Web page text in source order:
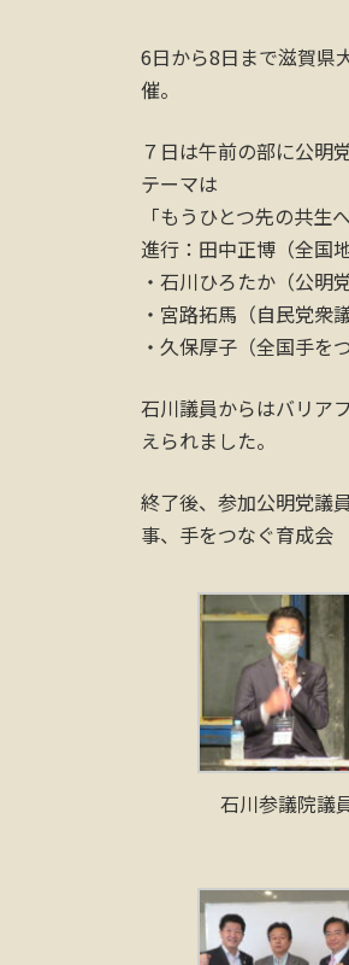
6日から8日まで滋賀県
催。
７日は午前の部に公明
テーマは
「もうひとつ先の共生
進行：田中正博（全国
・石川ひろたか（公明
・宮路拓馬（自民党衆
・久保厚子（全国手を
石川議員からはバリア
えられました。
終了後、参加公明党議
事、手をつなぐ育成会
石川参議院議